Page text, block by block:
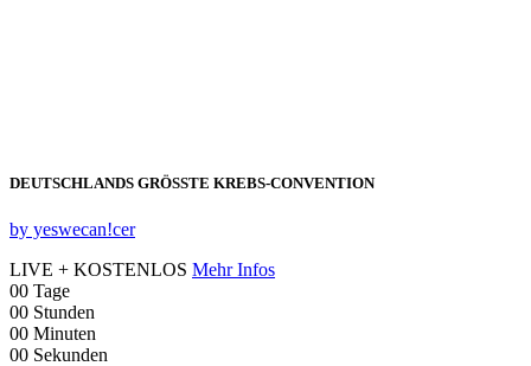
DEUTSCHLANDS GRÖSSTE KREBS‑CONVENTION
by yeswecan!cer
LIVE + KOSTENLOS Mehr Infos
00 Tage
00 Stunden
00 Minuten
00 Sekunden